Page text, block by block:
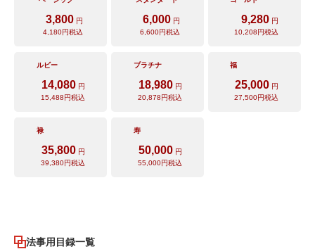
3,800 円
4,180円税込
6,000 円
6,600円税込
9,280 円
10,208円税込
ルビー
14,080 円
15,488円税込
プラチナ
18,980 円
20,878円税込
福
25,000 円
27,500円税込
禄
35,800 円
39,380円税込
寿
50,000 円
55,000円税込
法事用目録一覧